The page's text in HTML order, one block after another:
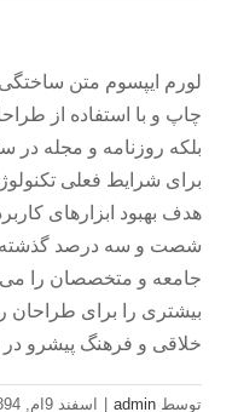
لورم ایپسوم متن
چاپ و با استفاده از
بلکه روزنامه و مجله
برای شرایط فعلی
هدف بهبود ابزارهای
شصت و سه درصد گذشته،
جامعه و متخصصان را می
بیشتری را برای طراحان
خلاقی و فرهنگ پیشرو در
توسط admin اسفند 9ام, 1394